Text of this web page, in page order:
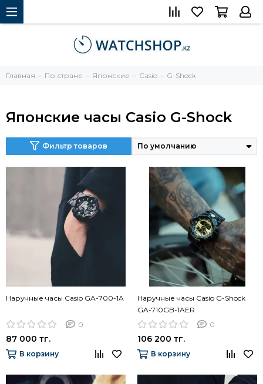
Главная По стране Японские Casio G-Shock
Японские часы Casio G-Shock
Фильтр товаров
Наручные часы Casio GA-700-1A
0
87 000 тг.
В корзину
Наручные часы Casio G-Shock
GA-710GB-1AER
0
106 200 тг.
В корзину